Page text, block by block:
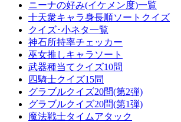
ニーナの好み(イケメン度)一覧
十天衆キャラ身長順ソートクイズ
クイズ･小ネタ一覧
神石所持率チェッカー
巫女推しキャラソート
武器種当てクイズ10問
四騎士クイズ15問
グラブルクイズ20問(第2弾)
グラブルクイズ20問(第1弾)
魔法戦士タイムアタック